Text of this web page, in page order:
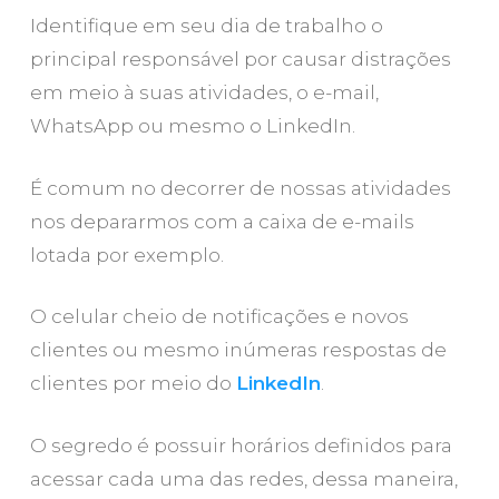
Identifique em seu dia de trabalho o
principal responsável por causar distrações
em meio à suas atividades, o e-mail,
WhatsApp ou mesmo o LinkedIn.
É comum no decorrer de nossas atividades
nos depararmos com a caixa de e-mails
lotada por exemplo.
O celular cheio de notificações e novos
clientes ou mesmo inúmeras respostas de
clientes por meio do LinkedIn.
O segredo é possuir horários definidos para
acessar cada uma das redes, dessa maneira,
Close
Close